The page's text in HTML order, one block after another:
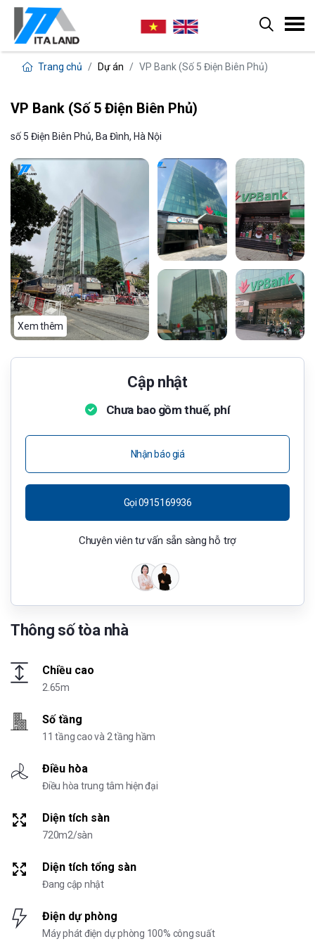
Trang chủ Dự án VP Bank (Số 5 Điện Biên Phủ)
VP Bank (Số 5 Điện Biên Phủ)
số 5 Điện Biên Phủ, Ba Đình, Hà Nội
Xem thêm
Thông số tòa nhà
Chiều cao
2.65m
Số tầng
11 tầng cao và 2 tầng hầm
Điều hòa
Điều hòa trung tâm hiện đại
Diện tích sàn
720m2/sàn
Diện tích tổng sàn
Đang cập nhật
Điện dự phòng
Máy phát điện dự phòng 100% công suất
Cập nhật
Chưa bao gồm thuế, phí
Nhận báo giá
Gọi 0915169936
Chuyên viên tư vấn sẵn sàng hỗ trợ